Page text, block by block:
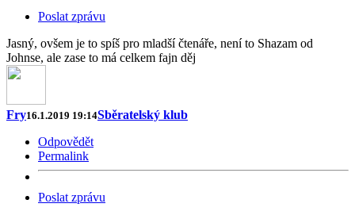
Poslat zprávu
Jasný, ovšem je to spíš pro mladší čtenáře, není to Shazam od
Johnse, ale zase to má celkem fajn děj
Fry16.1.2019 19:14Sběratelský klub
Odpovědět
Permalink
Poslat zprávu